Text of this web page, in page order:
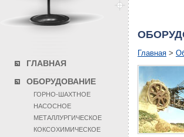
ГЛАВНАЯ
ОБОРУДОВАНИЕ
ГОРНО-ШАХТНОЕ
НАСОСНОЕ
МЕТАЛЛУРГИЧЕСКОЕ
КОКСОХИМИЧЕСКОЕ
Главная >